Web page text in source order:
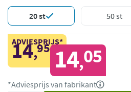
20 st 50 st
ADVIESPRIJS*
14,95 14,05
*Adviesprijs van fabrikant